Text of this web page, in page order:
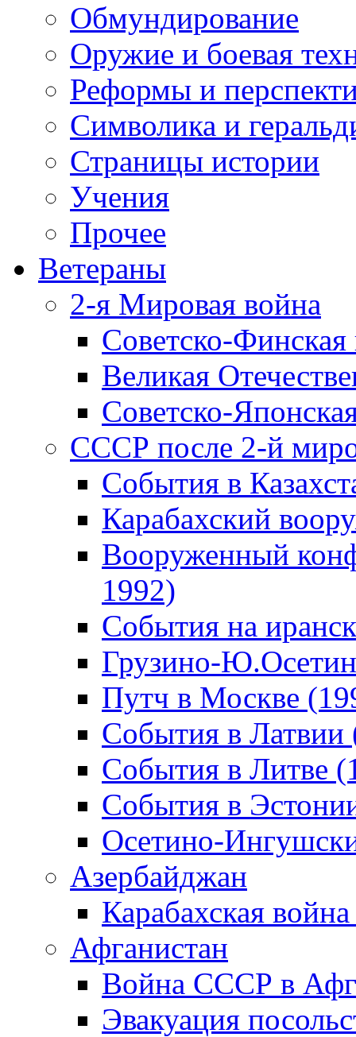
Обмундирование
Оружие и боевая
Реформы и
Символика и
Страницы истории
Учения
Прочее
Ветераны
2-я Мировая война
Советско-
Великая
Советско-
СССР после 2-й
События в
Карабахский
Вооруженный
1992)
События на
Грузино-
Путч в Москве
События в Латвии
События в Литве
События в
Осетино-
Азербайджан
Карабахская
Афганистан
Война СССР в
Эвакуация